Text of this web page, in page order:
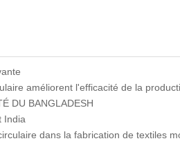
DU BANGLADESH
India
dans la fabrication de textiles